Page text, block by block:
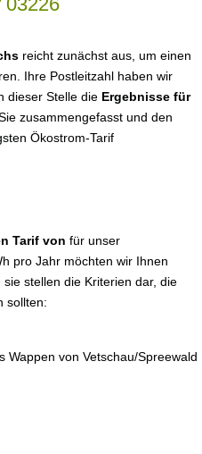
reicht zunächst aus, um einen
Ihre Postleitzahl haben wir
dieser Stelle die Ergebnisse für
zusammengefasst und den
Ökostrom-Tarif
Tarif von für unser
pro Jahr möchten wir Ihnen
stellen die Kriterien dar, die
sollten: